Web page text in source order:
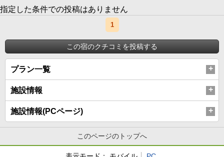
指定した条件での投稿はありません
1
この宿のクチコミを投稿する
プラン一覧
施設情報
施設情報(PCページ)
このページのトップへ